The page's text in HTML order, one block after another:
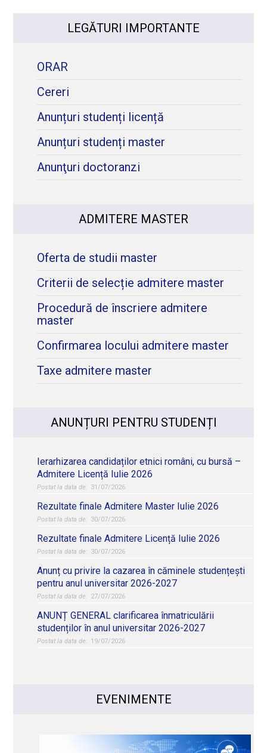
LEGĂTURI IMPORTANTE
ORAR
Cereri
Anunțuri studenți licență
Anunțuri studenți master
Anunţuri doctoranzi
ADMITERE MASTER
Oferta de studii master
Criterii de selecție admitere master
Procedură de înscriere admitere
master
Confirmarea locului admitere master
Taxe admitere master
ANUNȚURI PENTRU STUDENȚI
Ierarhizarea candidaților etnici români, cu bursă –
Admitere Licență Iulie 2026
31/07/2026
Rezultate finale Admitere Master Iulie 2026
30/07/2026
Rezultate finale Admitere Licență Iulie 2026
30/07/2026
Anunț cu privire la cazarea în căminele studențești
pentru anul universitar 2026-2027
27/07/2026
ANUNȚ GENERAL clarificarea înmatriculării
studenților în anul universitar 2026-2027
19/07/2026
EVENIMENTE